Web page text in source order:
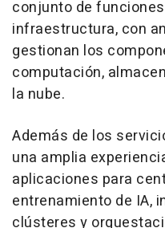
conjunto de
infraestructura, con
gestionan los
computación,
la nube.
Además de los
una amplia
aplicaciones para
entrenamiento de IA,
clústeres y